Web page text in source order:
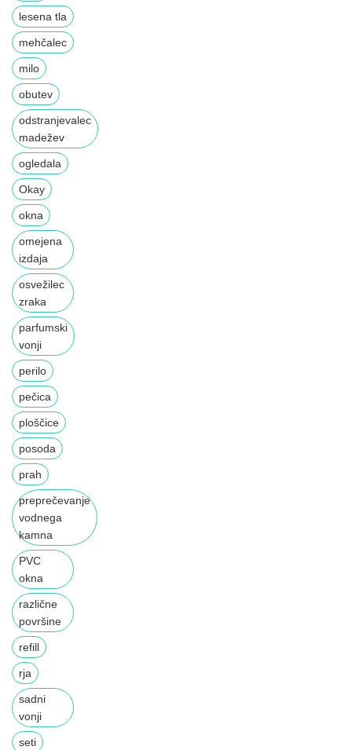
lesena tla
mehčalec
milo
obutev
odstranjevalec
madežev
ogledala
Okay
okna
omejena
izdaja
osvežilec
zraka
parfumski
vonji
perilo
pečica
ploščice
posoda
prah
preprečevanje
vodnega
kamna
PVC
okna
različne
površine
refill
rja
sadni
vonji
seti